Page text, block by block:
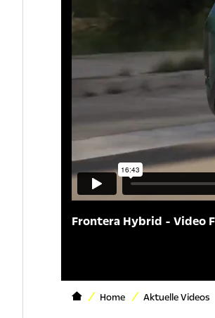
Frontera Hybrid - Video
Home Aktuelle Videos